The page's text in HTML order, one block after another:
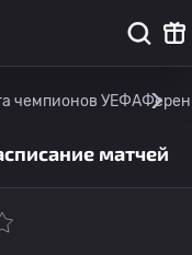
чемпионов УЕФА
матчей